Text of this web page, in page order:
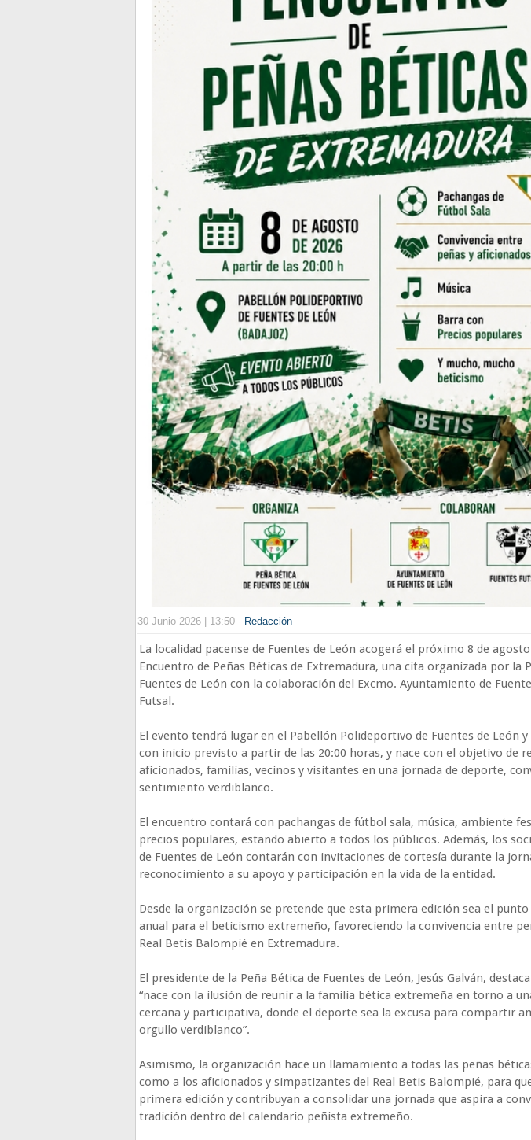
30 Junio 2026 | 13:50 - Redacción
La localidad pacense de Fuentes de León acogerá el próximo 8 de
Encuentro de Peñas Béticas de Extremadura, una cita organizada por la
Fuentes de León con la colaboración del Excmo. Ayuntamiento de
Futsal.
El evento tendrá lugar en el Pabellón Polideportivo de Fuentes de León
con inicio previsto a partir de las 20:00 horas, y nace con el objetivo de
aficionados, familias, vecinos y visitantes en una jornada de deporte,
sentimiento verdiblanco.
El encuentro contará con pachangas de fútbol sala, música, ambiente
precios populares, estando abierto a todos los públicos. Además, los
de Fuentes de León contarán con invitaciones de cortesía durante la
reconocimiento a su apoyo y participación en la vida de la entidad.
Desde la organización se pretende que esta primera edición sea el
anual para el beticismo extremeño, favoreciendo la convivencia entre
Real Betis Balompié en Extremadura.
El presidente de la Peña Bética de Fuentes de León, Jesús Galván,
“nace con la ilusión de reunir a la familia bética extremeña en torno a
cercana y participativa, donde el deporte sea la excusa para compartir
orgullo verdiblanco”.
Asimismo, la organización hace un llamamiento a todas las peñas
como a los aficionados y simpatizantes del Real Betis Balompié, para
primera edición y contribuyan a consolidar una jornada que aspira a
tradición dentro del calendario peñista extremeño.